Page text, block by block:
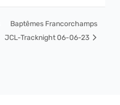
Baptêmes Francorchamps
JCL-Tracknight 06-06-23